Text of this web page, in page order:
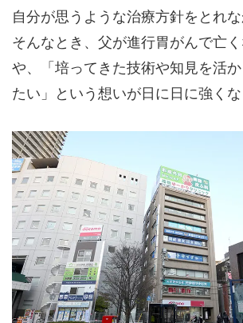
自分が思うような治療方針をとれ
そんなとき、父が進行胃がんで亡
や、「培ってきた技術や知見を活
たい」という想いが日に日に強く